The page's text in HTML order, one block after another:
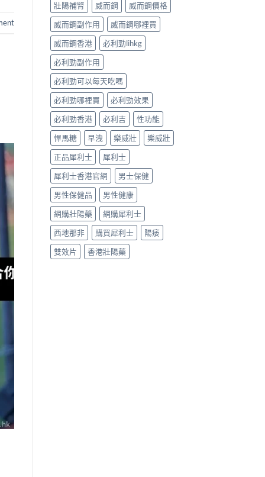
壯陽補腎
威而鋼
威而鋼價格
威而鋼副作用
威而鋼哪裡買
威而鋼香港
必利勁lihkg
必利勁副作用
必利勁可以每天吃嗎
必利勁哪裡買
必利勁效果
必利勁香港
必利吉
性功能
悍馬糖
早洩 樂威壯
樂威壯
正品犀利士
犀利士
犀利士香港官網
男士保健
男性保健品
男性健康
網購壯陽藥
網購犀利士
西地那非
購買犀利士
陽痿
雙效片
香港壯陽藥